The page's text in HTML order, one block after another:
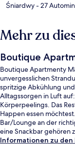
Śniardwy- 27
Mehr zu
Boutique
Boutique Apartmenty
unvergesslichen
spritzige Abkühlung
Alltagssorgen in Luft
Körperpeelings. Das
Happen essen
Bar/Lounge an der
eine Snackbar gehören
Informationen zu